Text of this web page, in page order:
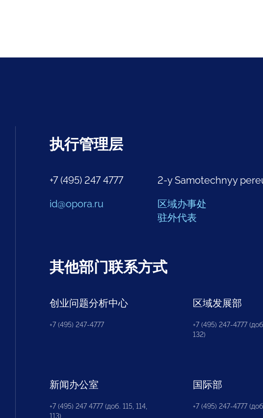
执行管理层
+7 (495) 247 4777
id@opora.ru
2-y Samotechnyy
区域办事处
驻外代表
其他部门联系方式
创业问题分析中心
+7 (495) 247-4777
区域发展部
+7 (495) 247-4777
132)
新闻办公室
+7 (495) 247 4777 (доб. 115, 114,
113)
国际部
+7 (495) 247-4777